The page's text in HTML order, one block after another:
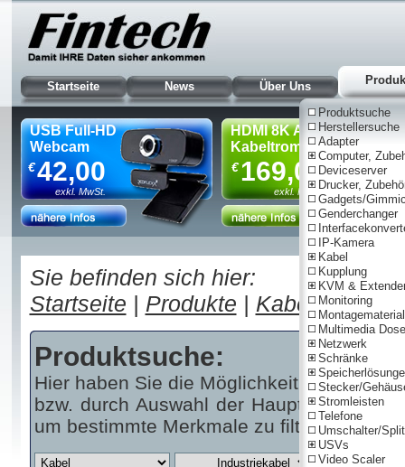
Startseite News Über Uns
Produktsuche
Herstellersuche
Adapter
Computer,
Deviceserver
Drucker,
Gadgets/
Genderchanger
IP-Kamera
Kabel
Kupplung
KVM &
Monitoring
Montagematerial
Multimedia Dose
Netzwerk
Schränke
Stecker/
Stromleisten
Telefone
Umschalter/
USVs
Video Scaler
USB Full-HD
Webcam
42,00
€
exkl. MwSt.
HDMI 8K AOC
Kabeltrommel, 90m
169,00
€
exkl. MwSt.
Nur für
Sie befinden sich hier:
Startseite | Produkte | Kabel|
Produktsuche:
Hier haben Sie die Möglichkeit über
bzw. durch Auswahl der Haupt- und/
um bestimmte Merkmale zu filtern.